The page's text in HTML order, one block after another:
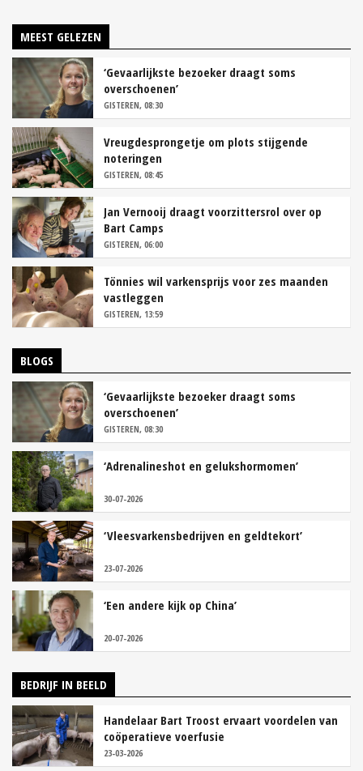
MEEST GELEZEN
‘Gevaarlijkste bezoeker draagt soms
overschoenen’
GISTEREN, 08:30
Vreugdesprongetje om plots stijgende
noteringen
GISTEREN, 08:45
Jan Vernooij draagt voorzittersrol over op
Bart Camps
GISTEREN, 06:00
Tönnies wil varkensprijs voor zes maanden
vastleggen
GISTEREN, 13:59
BLOGS
‘Gevaarlijkste bezoeker draagt soms
overschoenen’
GISTEREN, 08:30
‘Adrenalineshot en gelukshormomen’
30-07-2026
‘Vleesvarkensbedrijven en geldtekort’
23-07-2026
‘Een andere kijk op China’
20-07-2026
BEDRIJF IN BEELD
Handelaar Bart Troost ervaart voordelen van
coöperatieve voerfusie
23-03-2026